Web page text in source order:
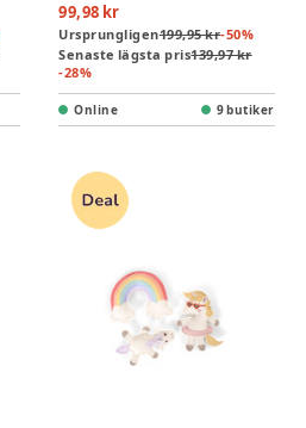
99,98 kr
Ursprungligen199,95 kr-50%
Senaste lägsta pris139,97 kr
-28%
Online 9 butiker